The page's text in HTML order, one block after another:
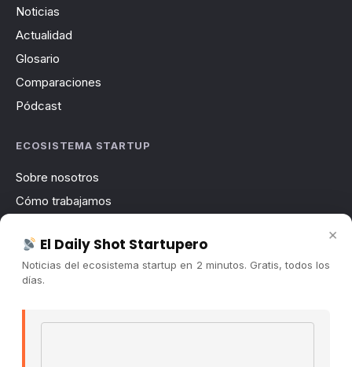
Noticias
Actualidad
Glosario
Comparaciones
Pódcast
ECOSISTEMA STARTUP
Sobre nosotros
Cómo trabajamos
Contacto
Publicidad
×
El Daily Shot Startupero
Noticias del ecosistema startup en 2 minutos. Gratis, todos los
días.